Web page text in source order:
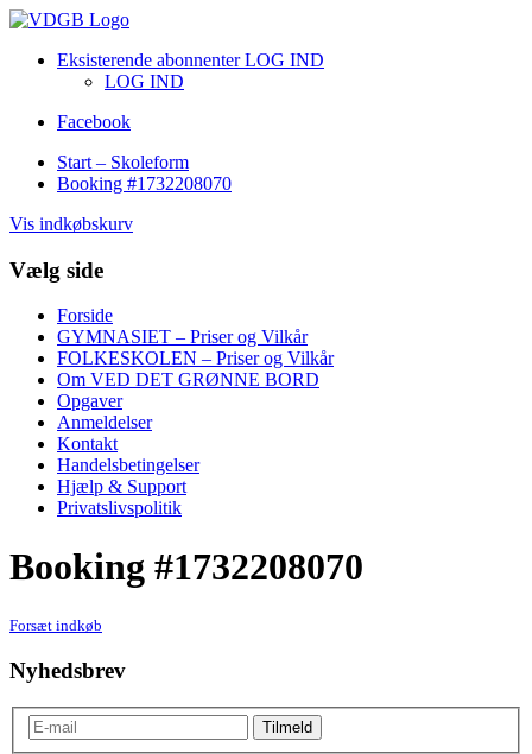
Eksisterende abonnenter LOG IND
LOG IND
Facebook
Start – Skoleform
Booking #1732208070
Vis indkøbskurv
Vælg side
Forside
GYMNASIET – Priser og Vilkår
FOLKESKOLEN – Priser og Vilkår
Om VED DET GRØNNE BORD
Opgaver
Anmeldelser
Kontakt
Handelsbetingelser
Hjælp & Support
Privatslivspolitik
Booking #1732208070
Forsæt indkøb
Nyhedsbrev